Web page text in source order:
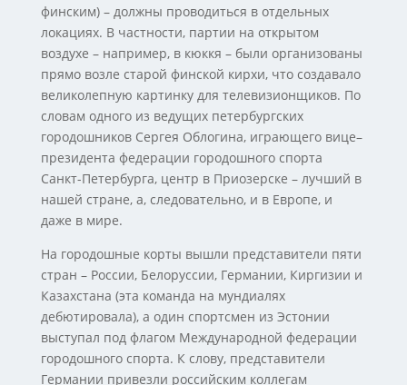
финским) – должны проводиться в отдельных
локациях. В частности, партии на открытом
воздухе – например, в кюккя – были организованы
прямо возле старой финской кирхи, что создавало
великолепную картинку для телевизионщиков. По
словам одного из ведущих петербургских
городошников Сергея Облогина, играющего вице–
президента федерации городошного спорта
Санкт-Петербурга, центр в Приозерске – лучший в
нашей стране, а, следовательно, и в Европе, и
даже в мире.
На городошные корты вышли представители пяти
стран – России, Белоруссии, Германии, Киргизии и
Казахстана (эта команда на мундиалях
дебютировала), а один спортсмен из Эстонии
выступал под флагом Международной федерации
городошного спорта. К слову, представители
Германии привезли российским коллегам